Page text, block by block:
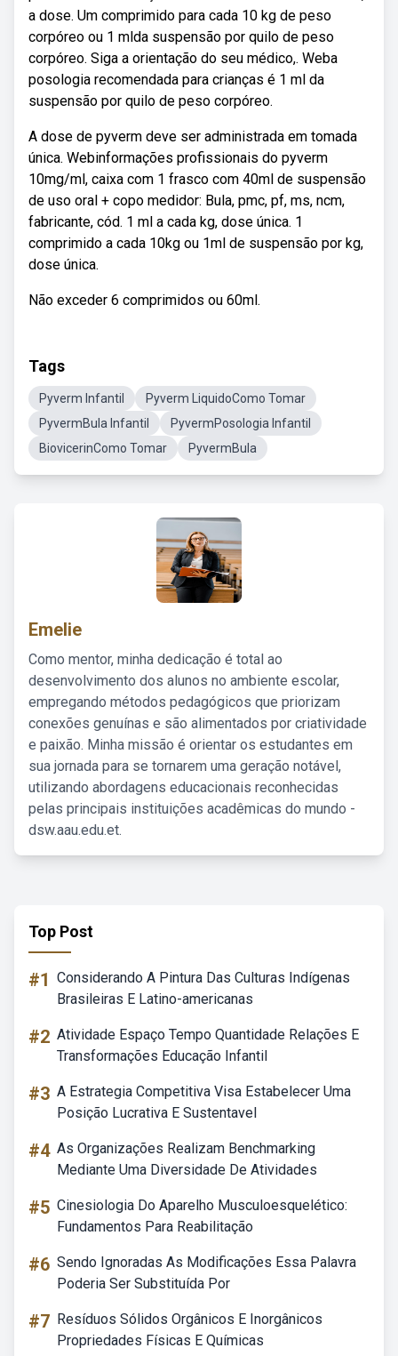
a dose. Um comprimido para cada 10 kg de peso
corpóreo ou 1 mlda suspensão por quilo de peso
corpóreo. Siga a orientação do seu médico,. Weba
posologia recomendada para crianças é 1 ml da
suspensão por quilo de peso corpóreo.
A dose de pyverm deve ser administrada em tomada
única. Webinformações profissionais do pyverm
10mg/ml, caixa com 1 frasco com 40ml de suspensão
de uso oral + copo medidor: Bula, pmc, pf, ms, ncm,
fabricante, cód. 1 ml a cada kg, dose única. 1
comprimido a cada 10kg ou 1ml de suspensão por kg,
dose única.
Não exceder 6 comprimidos ou 60ml.
Tags
Pyverm Infantil
Pyverm LiquidoComo Tomar
PyvermBula Infantil
PyvermPosologia Infantil
BiovicerinComo Tomar
PyvermBula
Emelie
Como mentor, minha dedicação é total ao
desenvolvimento dos alunos no ambiente escolar,
empregando métodos pedagógicos que priorizam
conexões genuínas e são alimentados por criatividade
e paixão. Minha missão é orientar os estudantes em
sua jornada para se tornarem uma geração notável,
utilizando abordagens educacionais reconhecidas
pelas principais instituições acadêmicas do mundo -
dsw.aau.edu.et.
Top Post
#1 Considerando A Pintura Das Culturas Indígenas
Brasileiras E Latino-americanas
#2 Atividade Espaço Tempo Quantidade Relações E
Transformações Educação Infantil
#3 A Estrategia Competitiva Visa Estabelecer Uma
Posição Lucrativa E Sustentavel
#4 As Organizações Realizam Benchmarking
Mediante Uma Diversidade De Atividades
#5 Cinesiologia Do Aparelho Musculoesquelético:
Fundamentos Para Reabilitação
#6 Sendo Ignoradas As Modificações Essa Palavra
Poderia Ser Substituída Por
#7 Resíduos Sólidos Orgânicos E Inorgânicos
Propriedades Físicas E Químicas